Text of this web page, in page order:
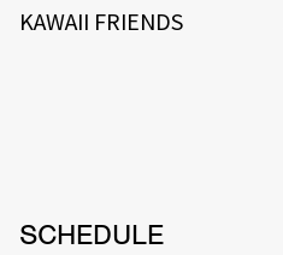
KAWAII FRIENDS
SCHEDULE